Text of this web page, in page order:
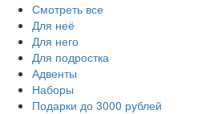
Смотреть все
Для неё
Для него
Для подростка
Адвенты
Наборы
Подарки до 3000 рублей